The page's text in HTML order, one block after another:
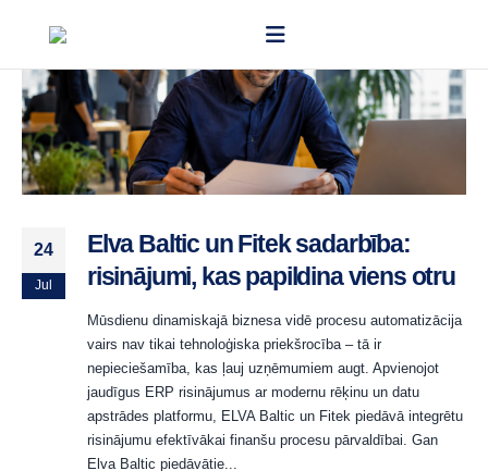
24
Jul
Elva Baltic un Fitek sadarbība:
risinājumi, kas papildina viens otru
Mūsdienu dinamiskajā biznesa vidē procesu automatizācija
vairs nav tikai tehnoloģiska priekšrocība – tā ir
nepieciešamība, kas ļauj uzņēmumiem augt. Apvienojot
jaudīgus ERP risinājumus ar modernu rēķinu un datu
apstrādes platformu, ELVA Baltic un Fitek piedāvā integrētu
risinājumu efektīvākai finanšu procesu pārvaldībai. Gan
Elva Baltic piedāvātie...